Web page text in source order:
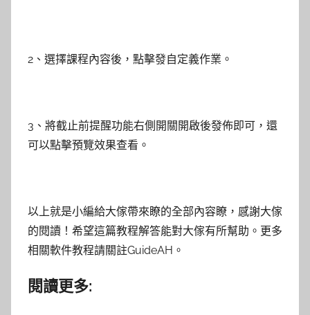
2、選擇課程內容後，點擊發自定義作業。
3、將截止前提醒功能右側開關開啟後發佈即可，還
可以點擊預覽效果查看。
以上就是小編給大傢帶來瞭的全部內容瞭，感謝大傢
的閱讀！希望這篇教程解答能對大傢有所幫助。更多
相關軟件教程請關註GuideAH。
閱讀更多: